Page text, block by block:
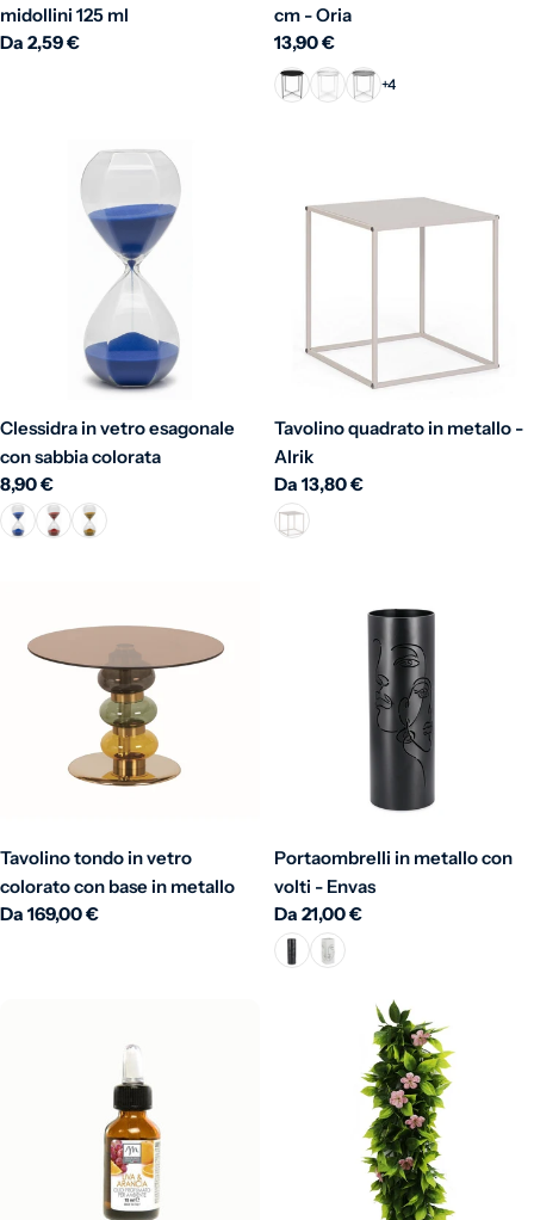
midollini 125 ml
Prezzo normale
Da 2,59 €
cm - Oria
Prezzo normale
13,90 €
+4
Clessidra in vetro esagonale
con sabbia colorata
Prezzo normale
8,90 €
Tavolino quadrato in metallo -
Alrik
Prezzo normale
Da 13,80 €
Tavolino tondo in vetro
colorato con base in metallo
Prezzo normale
Da 169,00 €
Portaombrelli in metallo con
volti - Envas
Prezzo normale
Da 21,00 €